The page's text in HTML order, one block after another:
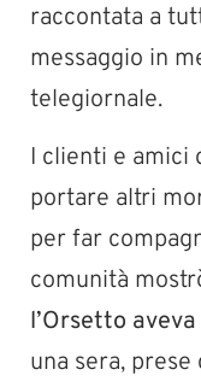
raccontata a
messaggio in
telegiornale.
I clienti e amici
portare altri
per far
comunità
l’Orsetto
una sera,